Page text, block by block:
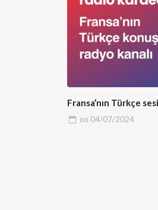
Fransa’nın Türkçe
on 04/07/2024